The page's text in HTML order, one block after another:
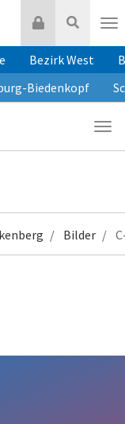
Suche
Login
Bezirk West
Biedenkopf
Bilder